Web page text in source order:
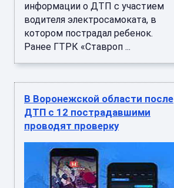
информации о ДТП с участием
водителя электросамоката, в
котором пострадал ребенок.
Ранее ГТРК «Ставроп ...
В Воронежской области после
ДТП с 12 пострадавшими
проводят проверку